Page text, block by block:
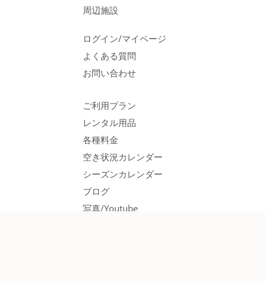
周辺施設
ログイン/マイページ
よくある質問
お問い合わせ
ご利用プラン
レンタル用品
各種料金
空き状況カレンダー
シーズンカレンダー
ブログ
写真/Youtube